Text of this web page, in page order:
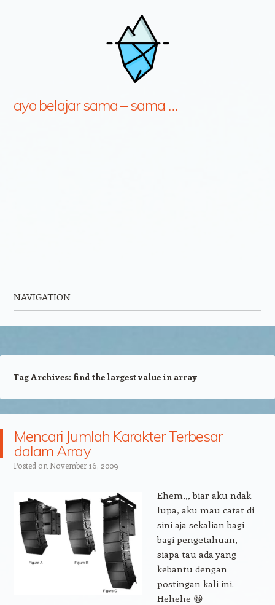
ayo belajar sama – sama …
NAVIGATION
Tag Archives: find the largest value in array
Mencari Jumlah Karakter Terbesar
dalam Array
Posted on November 16, 2009
Ehem,,, biar aku ndak
lupa, aku mau catat di
sini aja sekalian bagi –
bagi pengetahuan,
siapa tau ada yang
kebantu dengan
postingan kali ini.
Hehehe 😀